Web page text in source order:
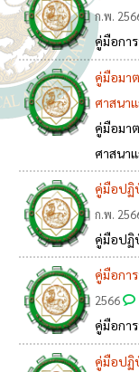
ก.พ.
คู่มือกา
คู่มือมา
ศาสนา
คู่มือมา
ศาสนา
คู่มือปฏิ
ก.พ.
คู่มือปฏิ
คู่มือกา
2566
คู่มือกา
คู่มือปฏิ